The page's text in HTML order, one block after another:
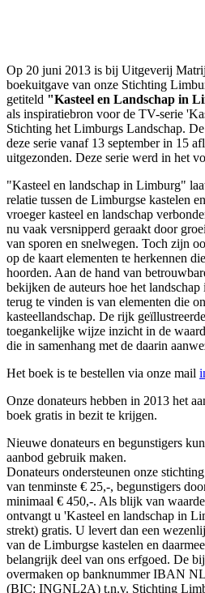
Op 20 juni 2013 is bij Uitgeverij
boekuitgave van onze Stichting
getiteld "Kasteel en Landschap in
als inspiratiebron voor de TV-serie
Stichting het Limburgs Landschap.
deze serie vanaf 13 september in 15
uitgezonden. Deze serie werd in het
"Kasteel en landschap in Limburg"
relatie tussen de Limburgse kastelen
vroeger kasteel en landschap
nu vaak versnipperd geraakt door
van sporen en snelwegen. Toch zijn
op de kaart elementen te herkennen
hoorden. Aan de hand van
bekijken de auteurs hoe het
terug te vinden is van elementen die
kasteellandschap. De rijk
toegankelijke wijze inzicht in de
die in samenhang met de daarin
Het boek is te bestellen via onze mail
Onze donateurs hebben in 2013 het
boek gratis in bezit te krijgen.
Nieuwe donateurs en begunstigers
aanbod gebruik maken.
Donateurs ondersteunen onze
van tenminste € 25,-, begunstigers
minimaal € 450,-. Als blijk van
ontvangt u 'Kasteel en landschap in
strekt) gratis. U levert dan een
van de Limburgse kastelen en
belangrijk deel van ons erfgoed. De
overmaken op banknummer IBAN
(BIC: INGNL2A) t.n.v. Stichting